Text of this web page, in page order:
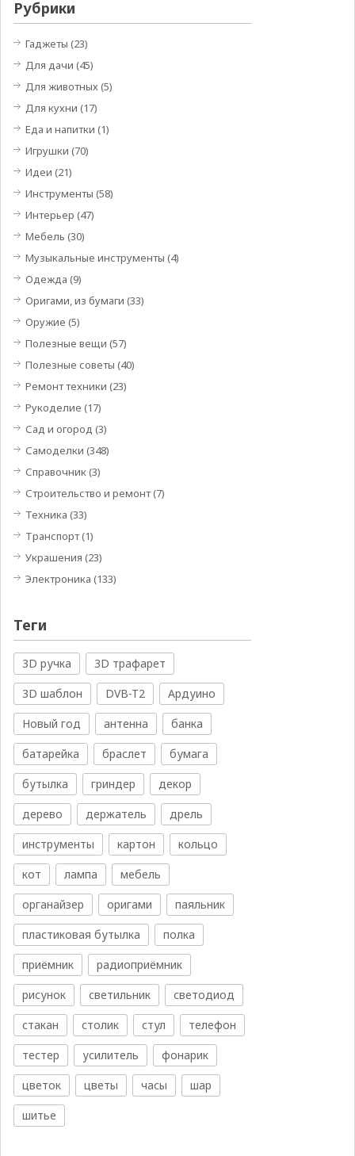
Рубрики
Гаджеты (23)
Для дачи (45)
Для животных(5)
Для кухни (17)
Еда и напитки (1)
Игрушки (70)
Идеи (21)
Инструменты (58)
Интерьер (47)
Мебель (30)
Музыкальные инструменты (4)
Одежда (9)
Оригами, из бумаги (33)
Оружие (5)
Полезные вещи (57)
Полезные советы (40)
Ремонт техники (23)
Рукоделие (17)
Сад и огород (3)
Самоделки (348)
Справочник(3)
Строительство и ремонт(7)
Техника (33)
Транспорт(1)
Украшения (23)
Электроника (133)
Теги
3D ручка
3D трафарет
3D шаблон
DVB-T2
Ардуино
Новый год
антенна
банка
батарейка
браслет
бумага
бутылка
гриндер
декор
дерево
держатель
дрель
инструменты
картон
кольцо
кот
лампа
мебель
органайзер
оригами
паяльник
пластиковая бутылка
полка
приёмник
радиоприёмник
рисунок
светильник
светодиод
стакан
столик стул
телефон
тестер
усилитель
фонарик
цветок
цветы часы
шар
шитье